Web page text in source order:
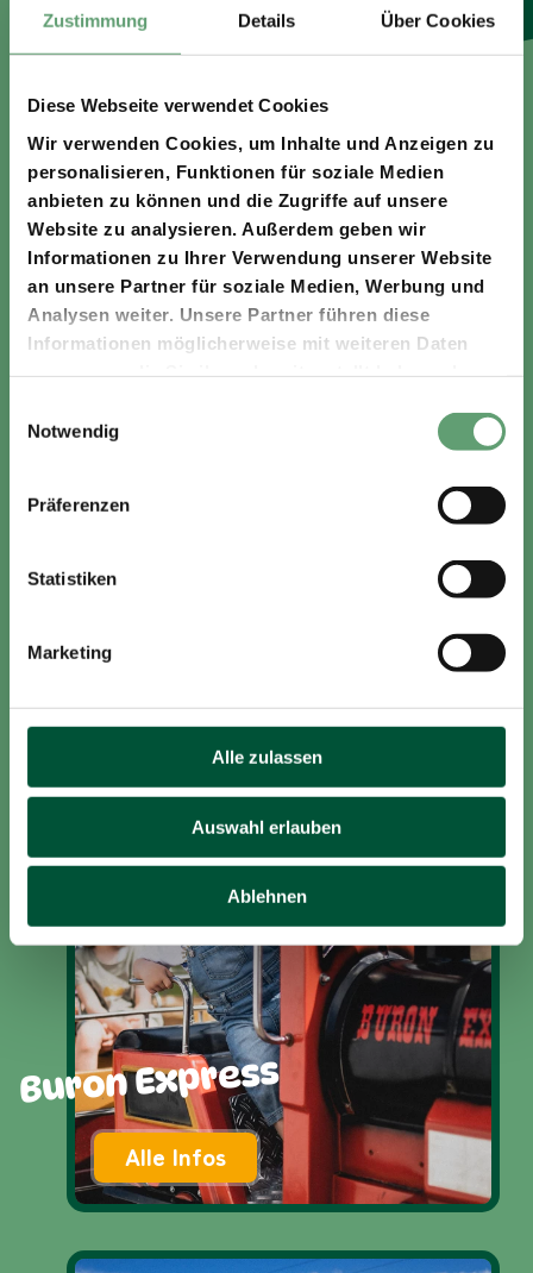
Zustimmung Details Über Cookies
Diese Webseite verwendet Cookies
Wir verwenden Cookies, um Inhalte und Anzeigen zu
personalisieren, Funktionen für soziale Medien
anbieten zu können und die Zugriffe auf unsere
Website zu analysieren. Außerdem geben wir
Informationen zu Ihrer Verwendung unserer Website
an unsere Partner für soziale Medien, Werbung und
Analysen weiter. Unsere Partner führen diese
Informationen möglicherweise mit weiteren Daten
gesammelt haben.
Notwendig
Präferenzen
Statistiken
Marketing
Alle zulassen
Auswahl erlauben
Ablehnen
Buron
Buron Express
Alle Infos